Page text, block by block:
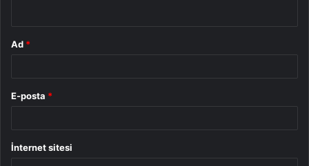
Ad *
E-posta *
İnternet sitesi